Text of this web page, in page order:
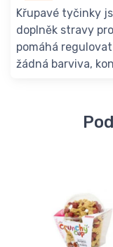
Křupavé tyčinky
doplněk stravy
pomáhá
žádná barviva,